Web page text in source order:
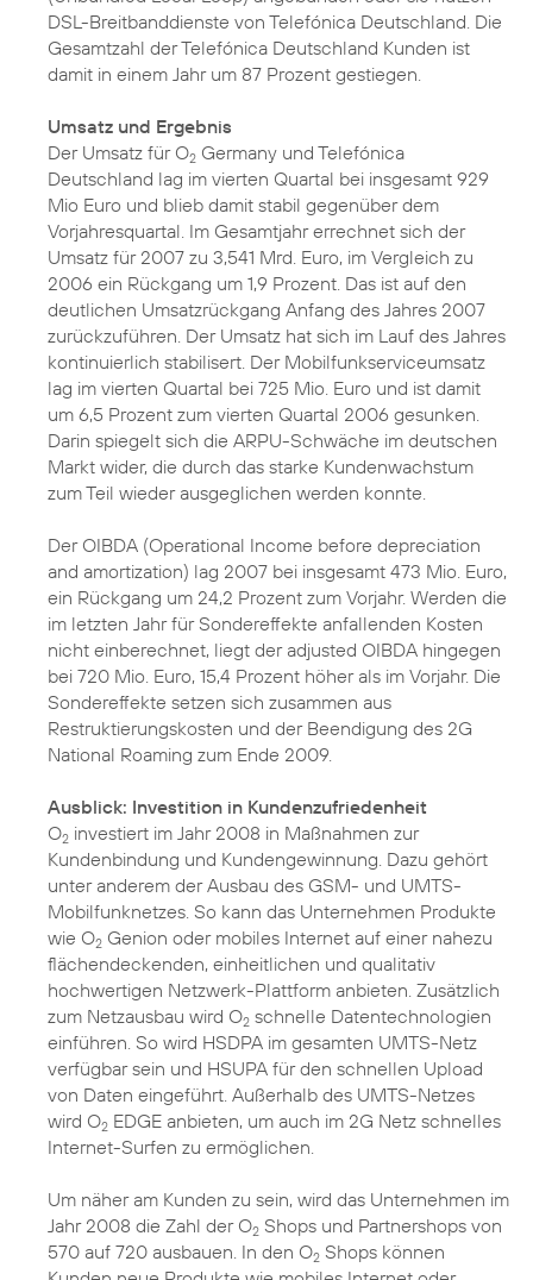
DSL-Breitbanddienste von Telefónica Deutschland. Die
Gesamtzahl der Telefónica Deutschland Kunden ist
damit in einem Jahr um 87 Prozent gestiegen.
Umsatz und Ergebnis
Der Umsatz für O2 Germany und Telefónica
Deutschland lag im vierten Quartal bei insgesamt 929
Mio Euro und blieb damit stabil gegenüber dem
Vorjahresquartal. Im Gesamtjahr errechnet sich der
Umsatz für 2007 zu 3,541 Mrd. Euro, im Vergleich zu
2006 ein Rückgang um 1,9 Prozent. Das ist auf den
deutlichen Umsatzrückgang Anfang des Jahres 2007
zurückzuführen. Der Umsatz hat sich im Lauf des Jahres
kontinuierlich stabilisert. Der Mobilfunkserviceumsatz
lag im vierten Quartal bei 725 Mio. Euro und ist damit
um 6,5 Prozent zum vierten Quartal 2006 gesunken.
Darin spiegelt sich die ARPU-Schwäche im deutschen
Markt wider, die durch das starke Kundenwachstum
zum Teil wieder ausgeglichen werden konnte.
Der OIBDA (Operational Income before depreciation
and amortization) lag 2007 bei insgesamt 473 Mio. Euro,
ein Rückgang um 24,2 Prozent zum Vorjahr. Werden die
im letzten Jahr für Sondereffekte anfallenden Kosten
nicht einberechnet, liegt der adjusted OIBDA hingegen
bei 720 Mio. Euro, 15,4 Prozent höher als im Vorjahr. Die
Sondereffekte setzen sich zusammen aus
Restruktierungskosten und der Beendigung des 2G
National Roaming zum Ende 2009.
Ausblick: Investition in Kundenzufriedenheit
O2 investiert im Jahr 2008 in Maßnahmen zur
Kundenbindung und Kundengewinnung. Dazu gehört
unter anderem der Ausbau des GSM- und UMTS-
Mobilfunknetzes. So kann das Unternehmen Produkte
wie O2 Genion oder mobiles Internet auf einer nahezu
flächendeckenden, einheitlichen und qualitativ
hochwertigen Netzwerk-Plattform anbieten. Zusätzlich
zum Netzausbau wird O2 schnelle Datentechnologien
einführen. So wird HSDPA im gesamten UMTS-Netz
verfügbar sein und HSUPA für den schnellen Upload
von Daten eingeführt. Außerhalb des UMTS-Netzes
wird O2 EDGE anbieten, um auch im 2G Netz schnelles
Internet-Surfen zu ermöglichen.
Um näher am Kunden zu sein, wird das Unternehmen im
Jahr 2008 die Zahl der O2 Shops und Partnershops von
570 auf 720 ausbauen. In den O2 Shops können